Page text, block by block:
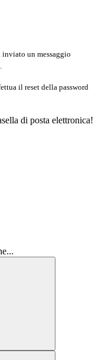
inviato un messaggio
il reset della password
di posta elettronica!